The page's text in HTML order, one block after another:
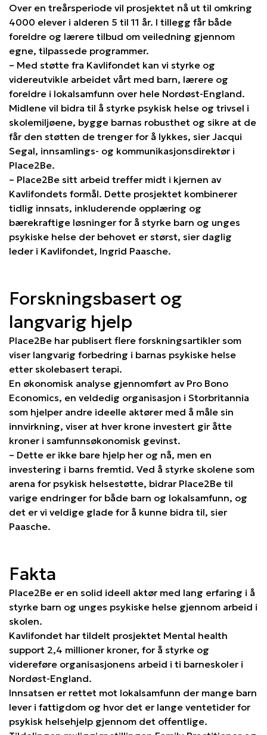
Over en treårsperiode vil prosjektet nå ut til omkring
4000 elever i alderen 5 til 11 år. I tillegg får både
foreldre og lærere tilbud om veiledning gjennom
egne, tilpassede programmer.
– Med støtte fra Kavlifondet kan vi styrke og
videreutvikle arbeidet vårt med barn, lærere og
foreldre i lokalsamfunn over hele Nordøst-England.
Midlene vil bidra til å styrke psykisk helse og trivsel i
skolemiljøene, bygge barnas robusthet og sikre at de
får den støtten de trenger for å lykkes, sier Jacqui
Segal, innsamlings- og kommunikasjonsdirektør i
Place2Be.
– Place2Be sitt arbeid treffer midt i kjernen av
Kavlifondets formål. Dette prosjektet kombinerer
tidlig innsats, inkluderende opplæring og
bærekraftige løsninger for å styrke barn og unges
psykiske helse der behovet er størst, sier daglig
leder i Kavlifondet, Ingrid Paasche.
Forskningsbasert og
langvarig hjelp
Place2Be har publisert flere forskningsartikler som
viser langvarig forbedring i barnas psykiske helse
etter skolebasert terapi.
En økonomisk analyse gjennomført av Pro Bono
Economics, en veldedig organisasjon i Storbritannia
som hjelper andre ideelle aktører med å måle sin
innvirkning, viser at hver krone investert gir åtte
kroner i samfunnsøkonomisk gevinst.
– Dette er ikke bare hjelp her og nå, men en
investering i barns fremtid. Ved å styrke skolene som
arena for psykisk helsestøtte, bidrar Place2Be til
varige endringer for både barn og lokalsamfunn, og
det er vi veldige glade for å kunne bidra til, sier
Paasche.
Fakta
Place2Be er en solid ideell aktør med lang erfaring i å
styrke barn og unges psykiske helse gjennom arbeid i
skolen.
Kavlifondet har tildelt prosjektet Mental health
support 2,4 millioner kroner, for å styrke og
videreføre organisasjonens arbeid i ti barneskoler i
Nordøst-England.
Innsatsen er rettet mot lokalsamfunn der mange barn
lever i fattigdom og hvor det er lange ventetider for
psykisk helsehjelp gjennom det offentlige.